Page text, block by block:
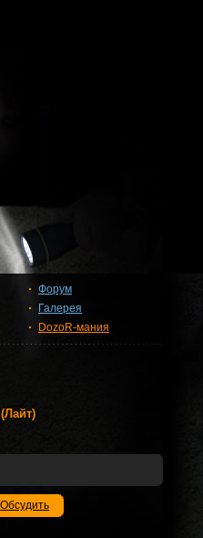
Форум
Галерея
DozoR-мания
Обсудить